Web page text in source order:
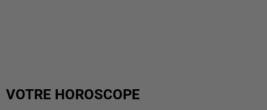
VOTRE HOROSCOPE